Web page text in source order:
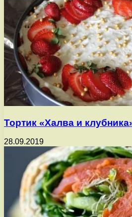
Тортик «Халва и
28.09.2019